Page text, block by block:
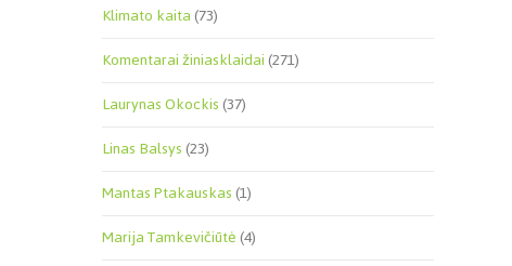
Klimato kaita(73)
Komentarai žiniasklaidai(271)
Laurynas Okockis(37)
Linas Balsys(23)
Mantas Ptakauskas(1)
Marija Tamkevičiūtė(4)